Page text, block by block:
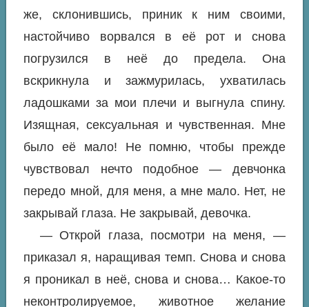
же, склонившись, приник к ним своими,
настойчиво ворвался в её рот и снова
погрузился в неё до предела. Она
вскрикнула и зажмурилась, ухватилась
ладошками за мои плечи и выгнула спину.
Изящная, сексуальная и чувственная. Мне
было её мало! Не помню, чтобы прежде
чувствовал нечто подобное — девчонка
передо мной, для меня, а мне мало. Нет, не
закрывай глаза. Не закрывай, девочка.
— Открой глаза, посмотри на меня, —
приказал я, наращивая темп. Снова и снова
я проникал в неё, снова и снова… Какое-то
неконтролируемое, животное желание